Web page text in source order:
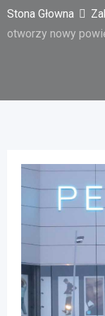
Stona Głowna
otworzy nowy